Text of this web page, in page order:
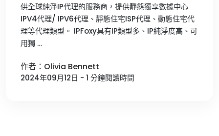
供全球純淨IP代理的服務商，提供靜態獨享數據中心
IPV4代理/ IPV6代理、靜態住宅ISP代理、動態住宅代
理等代理類型。 IPFoxy具有IP類型多、IP純淨度高、可
用獨 …
作者：Olivia Bennett
2024年09月12日 - 1 分鐘閱讀時間